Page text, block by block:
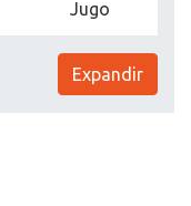
Jugo
Expandir